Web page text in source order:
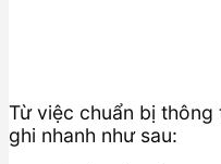
Từ việc chuẩn bị thông
ghi nhanh như sau: